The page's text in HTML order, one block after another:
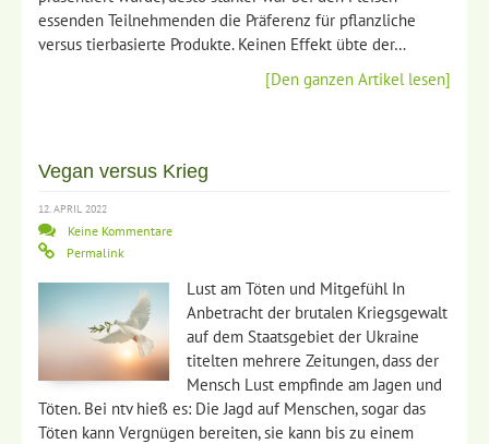
essenden Teilnehmenden die Präferenz für pflanzliche
versus tierbasierte Produkte. Keinen Effekt übte der…
[Den ganzen Artikel lesen]
Vegan versus Krieg
12. APRIL 2022
Keine Kommentare
Permalink
Lust am Töten und Mitgefühl In
Anbetracht der brutalen Kriegsgewalt
auf dem Staatsgebiet der Ukraine
titelten mehrere Zeitungen, dass der
Mensch Lust empfinde am Jagen und
Töten. Bei ntv hieß es: Die Jagd auf Menschen, sogar das
Töten kann Vergnügen bereiten, sie kann bis zu einem